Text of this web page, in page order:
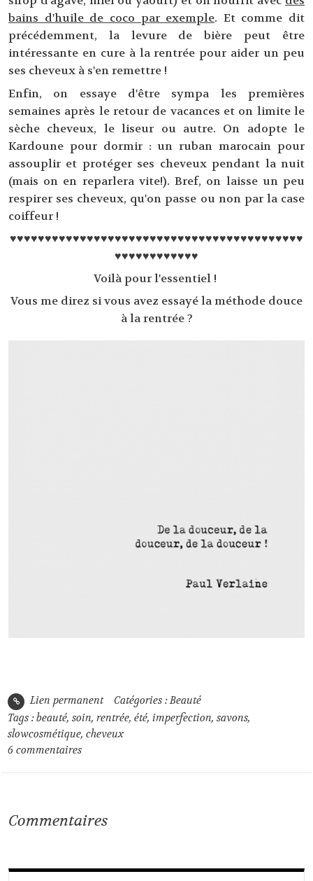
bains d'huile de coco par exemple. Et comme dit
précédemment, la levure de bière peut être
intéressante en cure à la rentrée pour aider un peu
ses cheveux à s'en remettre !
Enfin, on essaye d'être sympa les premières
semaines après le retour de vacances et on limite le
sèche cheveux, le liseur ou autre. On adopte le
Kardoune pour dormir : un ruban marocain pour
assouplir et protéger ses cheveux pendant la nuit
(mais on en reparlera vite!). Bref, on laisse un peu
respirer ses cheveux, qu'on passe ou non par la case
coiffeur !
♥♥♥♥♥♥♥♥♥♥♥♥♥♥♥♥♥♥♥♥♥♥♥♥♥♥♥♥♥♥♥♥♥♥♥♥♥♥♥♥♥♥
♥♥♥♥♥♥♥♥♥♥♥♥
Voilà pour l'essentiel !
Vous me direz si vous avez essayé la méthode douce
à la rentrée ?
Lien permanent Catégories :Beauté
Tags :beauté,soin,rentrée,été,imperfection,savons,
slowcosmétique,cheveux
6 commentaires
Commentaires